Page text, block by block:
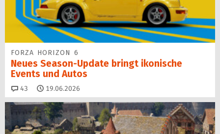
FORZA HORIZON 6
Neues Season-Update bringt ikonische
Events und Autos
43 Kommentare
19.06.2026